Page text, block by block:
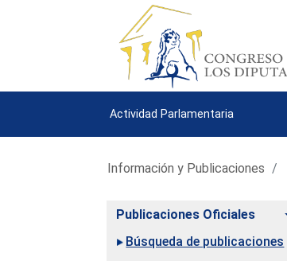
Actividad Parlamentaria
Información y Publicaciones
Publicaciones Oficiales
Búsqueda de publicaciones